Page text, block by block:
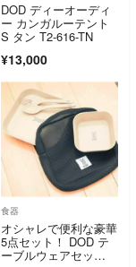
DOD ディーオーディ
ー カンガルーテント
S タン T2-616-TN
¥13,000
食器
オシャレで便利な豪華
5点セット！ DOD テ
ーブルウェアセッ